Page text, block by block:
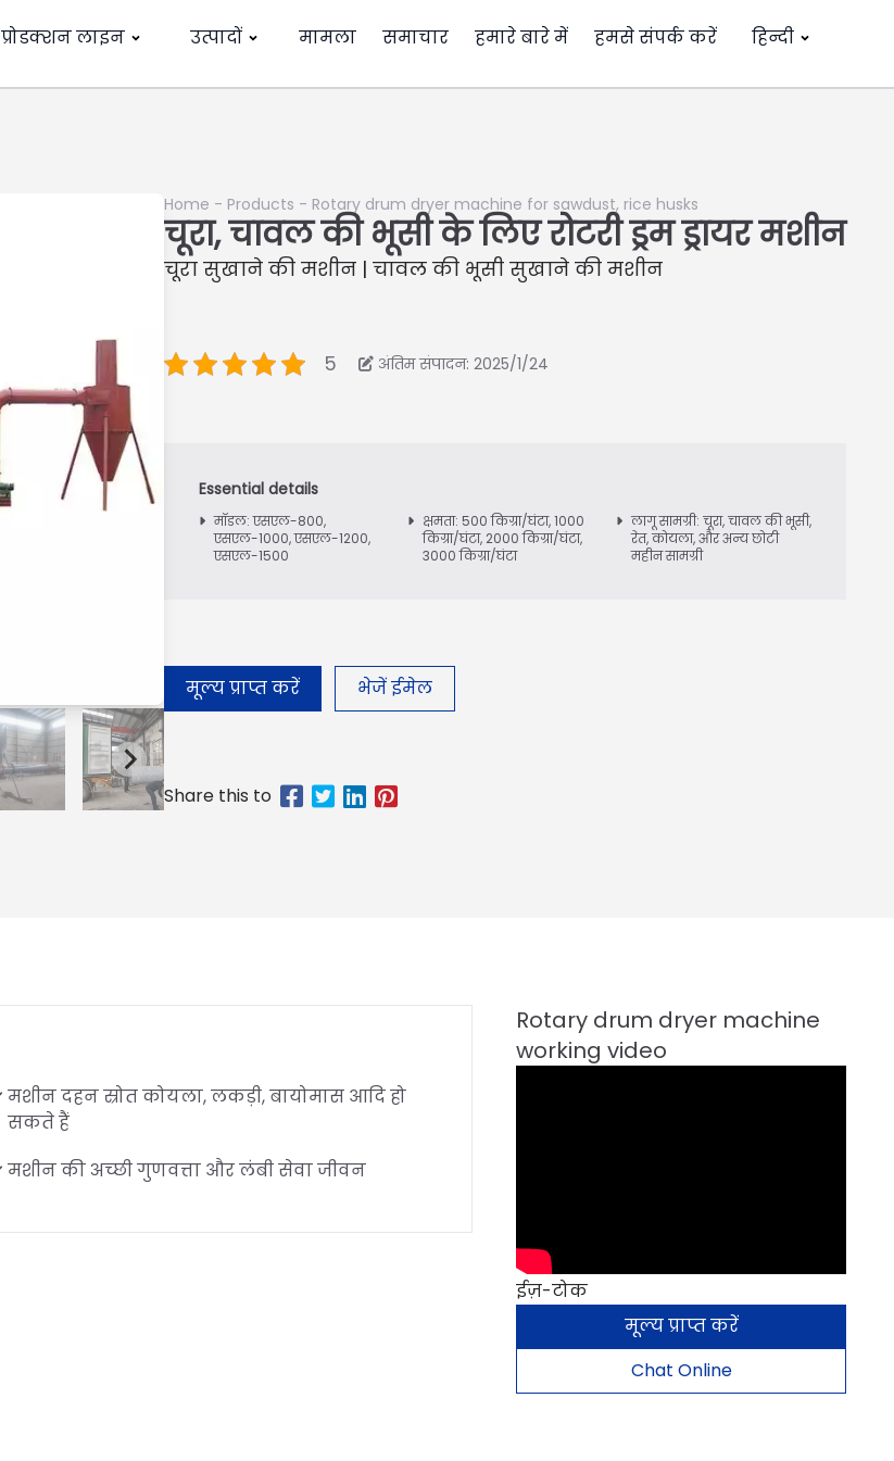
प्रोडक्शन लाइन उत्पादों मामला समाचार हमारे बारे में हमसे संपर्क करें हिन्दी
Home - Products - Rotary drum dryer machine for sawdust, rice husks
चूरा, चावल की भूसी के लिए रोटरी ड्रम ड्रायर मशीन
चूरा सुखाने की मशीन | चावल की भूसी सुखाने की मशीन
5 अंतिम संपादन: 2025/1/24
मॉडल: एसएल-800,
एसएल-1000, एसएल-1200,
एसएल-1500
क्षमता: 500 किग्रा/घंटा, 1000
किग्रा/घंटा, 2000 किग्रा/घंटा,
3000 किग्रा/घंटा
लागू सामग्री: चूरा, चावल की भूसी,
रेत, कोयला, और अन्य छोटी
महीन सामग्री
मूल्य प्राप्त करें भेजें ईमेल
मशीन दहन स्रोत कोयला, लकड़ी, बायोमास आदि हो
सकते हैं
मशीन की अच्छी गुणवत्ता और लंबी सेवा जीवन
ईज़-टोक
मूल्य प्राप्त करें
Chat Online